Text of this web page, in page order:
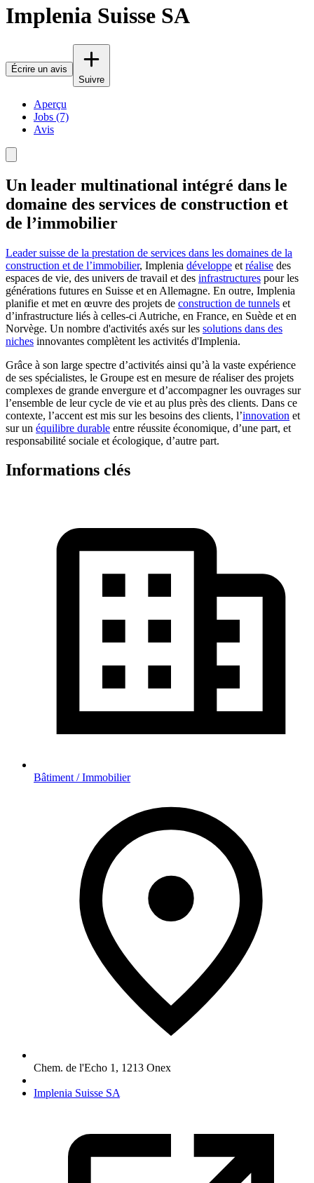
Implenia Suisse SA
Écrire un avis
Suivre
Aperçu
Jobs (7)
Avis
Un leader multinational intégré dans le
domaine des services de construction et
de l’immobilier
Leader suisse de la prestation de services dans les domaines de la
construction et de l’immobilier, Implenia développe et réalise des
espaces de vie, des univers de travail et des infrastructures pour les
générations futures en Suisse et en Allemagne. En outre, Implenia
planifie et met en œuvre des projets de construction de tunnels et
d’infrastructure liés à celles-ci Autriche, en France, en Suède et en
Norvège. Un nombre d'activités axés sur les solutions dans des
niches innovantes complètent les activités d'Implenia.
Grâce à son large spectre d’activités ainsi qu’à la vaste expérience
de ses spécialistes, le Groupe est en mesure de réaliser des projets
complexes de grande envergure et d’accompagner les ouvrages sur
l’ensemble de leur cycle de vie et au plus près des clients. Dans ce
contexte, l’accent est mis sur les besoins des clients, l’innovation et
sur un équilibre durable entre réussite économique, d’une part, et
responsabilité sociale et écologique, d’autre part.
Informations clés
Bâtiment / Immobilier
Chem. de l'Echo 1 , 1213 Onex
Implenia Suisse SA